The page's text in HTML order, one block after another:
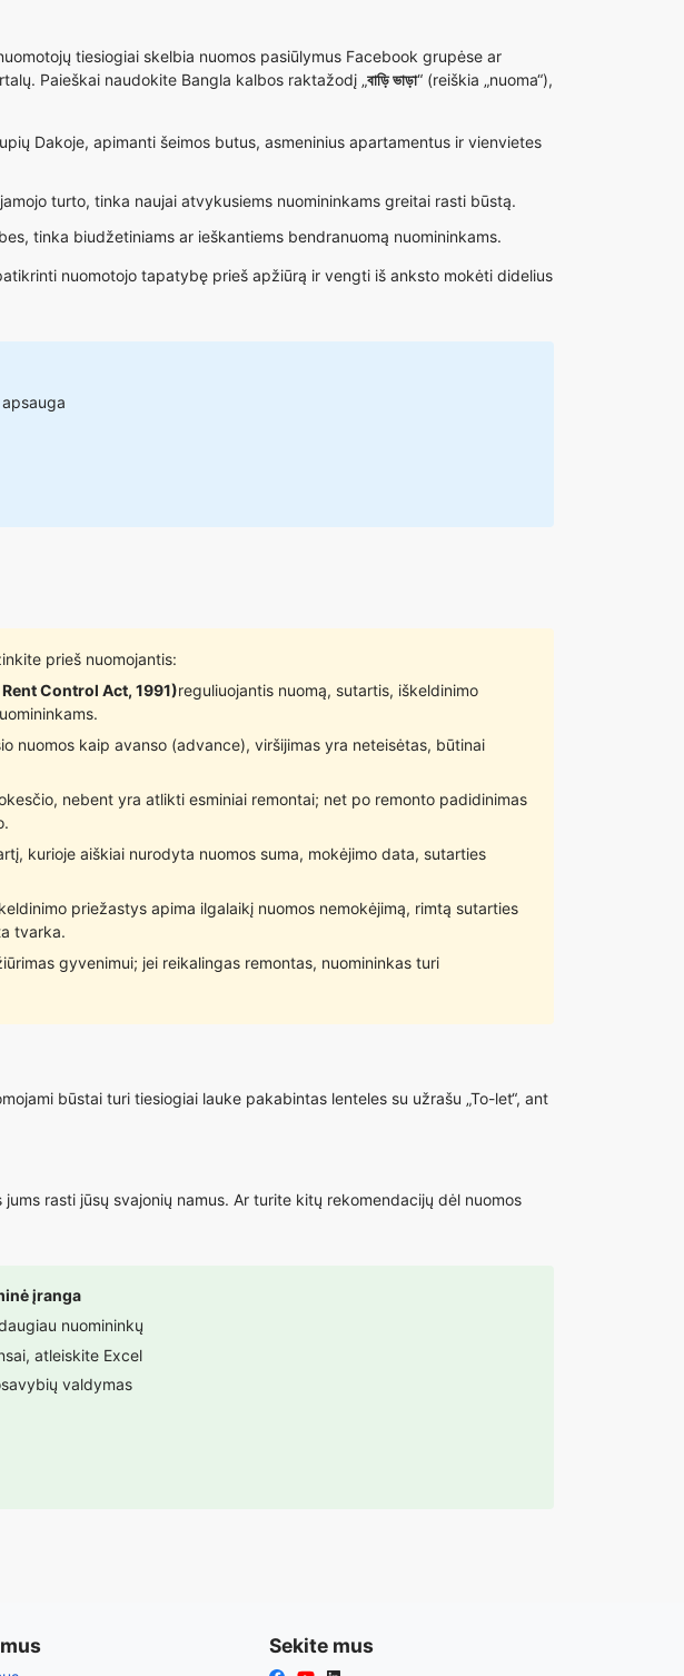
tiesiogiai skelbia nuomos pasiūlymus Facebook grupėse ar
Paieškai naudokite Bangla kalbos raktažodį „বাড়ি ভাড়া“ (reiškia „nuoma“),
Dakoje, apimanti šeimos butus, asmeninius apartamentus ir vienvietes
turto, tinka naujai atvykusiems nuomininkams greitai rasti būstą.
tinka biudžetiniams ar ieškantiems bendranuomą nuomininkams.
nuomotojo tapatybę prieš apžiūrą ir vengti iš anksto mokėti didelius
prieš nuomojantis:
Control Act, 1991)reguliuojantis nuomą, sutartis, iškeldinimo
nuomos kaip avanso (advance), viršijimas yra neteisėtas, būtinai
nebent yra atlikti esminiai remontai; net po remonto padidinimas
kurioje aiškiai nurodyta nuomos suma, mokėjimo data, sutarties
priežastys apima ilgalaikį nuomos nemokėjimą, rimtą sutarties
tvarka.
gyvenimui; jei reikalingas remontas, nuomininkas turi
būstai turi tiesiogiai lauke pakabintas lenteles su užrašu „To-let“, ant
rasti jūsų svajonių namus. Ar turite kitų rekomendacijų dėl nuomos
įranga
nuomininkų
atleiskite Excel
valdymas
Sekite mus